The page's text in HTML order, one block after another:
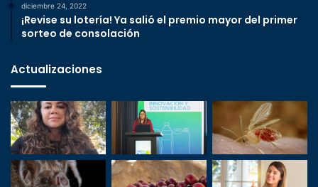
diciembre 24, 2022
¡Revise su lotería! Ya salió el premio mayor del primer
sorteo de consolación
Actualizaciones